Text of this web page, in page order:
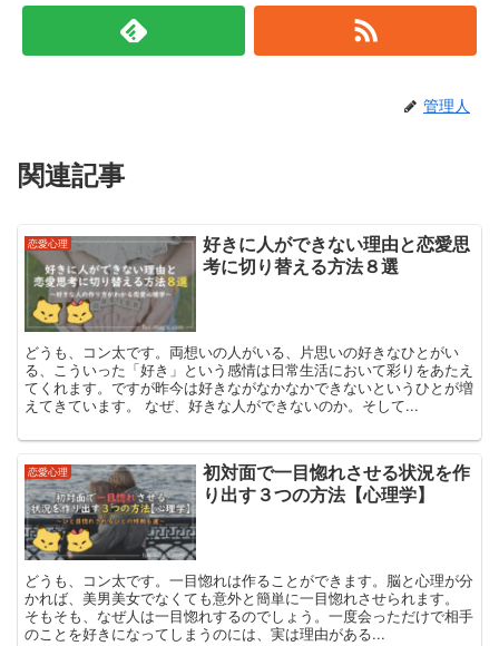
管理人
関連記事
恋愛心理
好きに人ができない理由と恋愛思
考に切り替える方法８選
どうも、コン太です。両想いの人がいる、片思いの好きなひとがい
る、こういった「好き」という感情は日常生活において彩りをあたえ
てくれます。ですが昨今は好きながなかなかできないというひとが増
えてきています。 なぜ、好きな人ができないのか。そして...
恋愛心理
初対面で一目惚れさせる状況を作
り出す３つの方法【心理学】
どうも、コン太です。一目惚れは作ることができます。脳と心理が分
かれば、美男美女でなくても意外と簡単に一目惚れさせられます。
そもそも、なぜ人は一目惚れするのでしょう。一度会っただけで相手
のことを好きになってしまうのには、実は理由がある...